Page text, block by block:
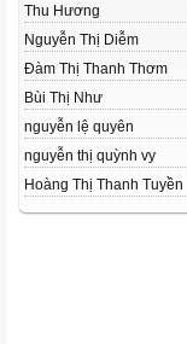
Thu Hương
Nguyễn Thị Diễm
Đàm Thị Thanh Thơm
Bùi Thị Như
nguyễn lệ quyên
nguyễn thị quỳnh vy
Hoàng Thị Thanh Tuyền